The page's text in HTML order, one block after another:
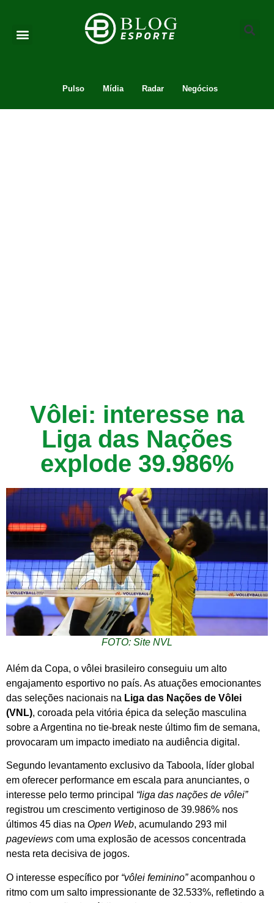
Pulso Mídia Radar Negócios
Vôlei: interesse na
Liga das Nações
explode 39.986%
FOTO: Site NVL
Além da Copa, o vôlei brasileiro conseguiu um alto
engajamento esportivo no país. As atuações emocionantes
das seleções nacionais na Liga das Nações de Vôlei
(VNL), coroada pela vitória épica da seleção masculina
sobre a Argentina no tie-break neste último fim de semana,
provocaram um impacto imediato na audiência digital.
Segundo levantamento exclusivo da Taboola, líder global
em oferecer performance em escala para anunciantes, o
interesse pelo termo principal “liga das nações de vôlei”
registrou um crescimento vertiginoso de 39.986% nos
últimos 45 dias na Open Web, acumulando 293 mil
pageviews com uma explosão de acessos concentrada
nesta reta decisiva de jogos.
O interesse específico por “vôlei feminino”acompanhou o
ritmo com um salto impressionante de 32.533%, refletindo a